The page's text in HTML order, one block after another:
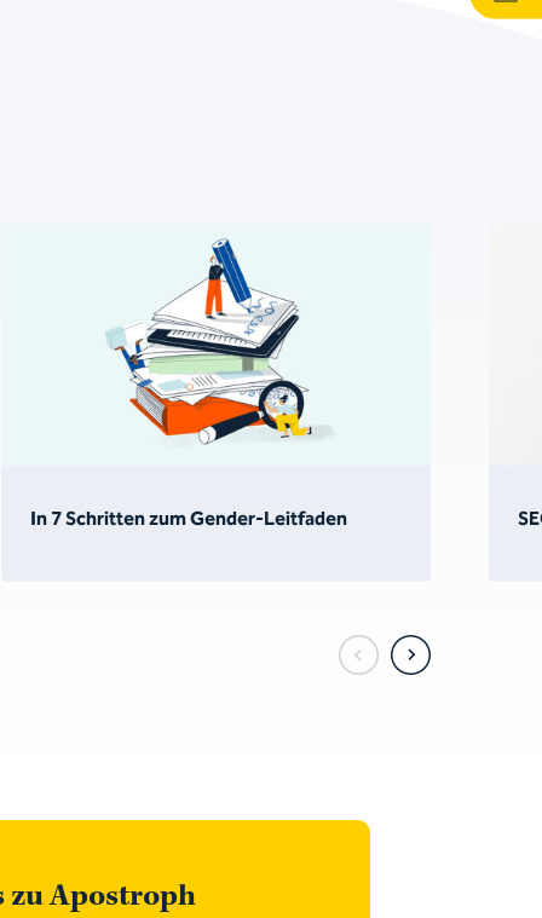
In 7 Schritten zum Gender-Leitfaden
zu Apostroph